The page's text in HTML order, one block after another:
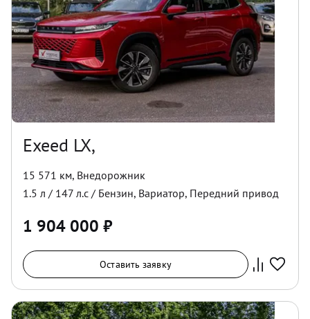
Exeed LX,
15 571 км, Внедорожник
1.5 л / 147 л.с / Бензин, Вариатор, Передний привод
1 904 000 ₽
Оставить заявку